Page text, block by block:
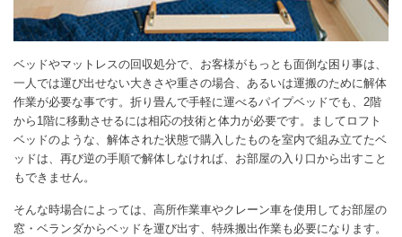
ベッドやマットレスの回収処分で、お客様がもっとも面倒な困り事は、
一人では運び出せない大きさや重さの場合、あるいは運搬のために解体
作業が必要な事です。折り畳んで手軽に運べるパイプベッドでも、2階
から1階に移動させるには相応の技術と体力が必要です。ましてロフト
ベッドのような、解体された状態で購入したものを室内で組み立てたベ
ッドは、再び逆の手順で解体しなければ、お部屋の入り口から出すこと
もできません。
そんな時場合によっては、高所作業車やクレーン車を使用してお部屋の
窓・ベランダからベッドを運び出す、特殊搬出作業も必要になります。